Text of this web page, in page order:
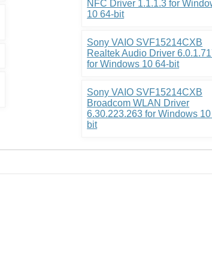
NFC Driver 1.1.1.3 for
10 64-bit
Sony VAIO SVF15214CXB
Realtek Audio Driver
for Windows 10 64-bit
Sony VAIO SVF15214CXB
Broadcom WLAN Driver
6.30.223.263 for Windows
bit